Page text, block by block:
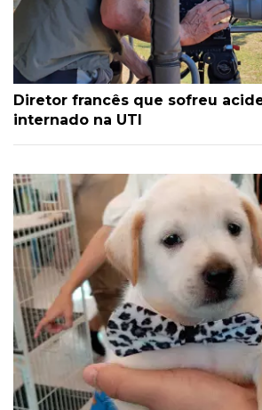
Diretor francês que sofreu
internado na UTI